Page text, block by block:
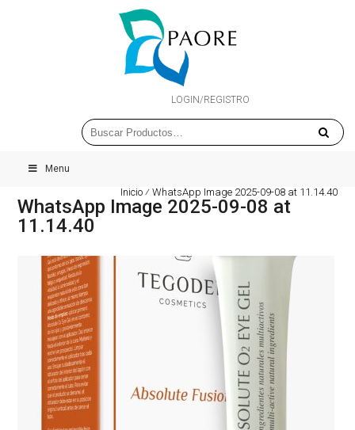
LOGIN/REGISTRO
Menu
Inicio ⁄WhatsApp Image 2025-09-08 at 11.14.40
WhatsApp Image 2025-09-08 at
11.14.40